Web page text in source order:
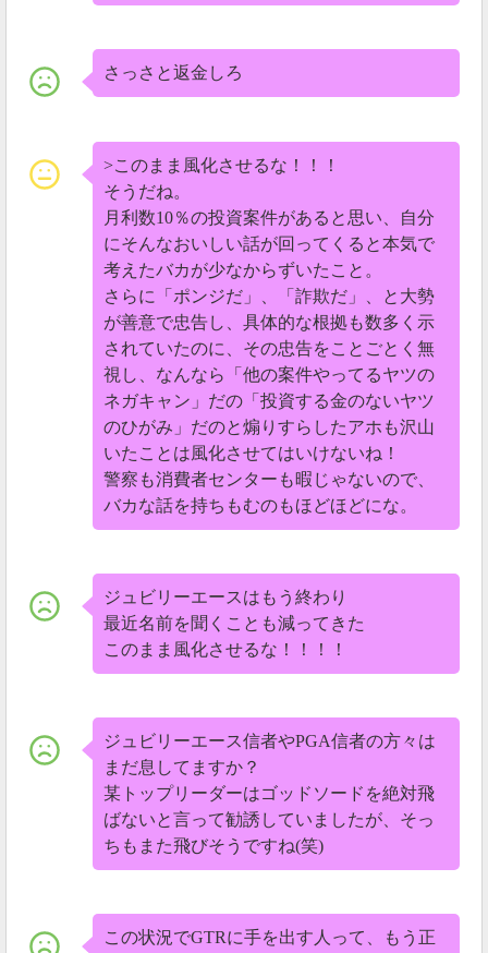
さっさと返金しろ
>このまま風化させるな！！！
そうだね。
月利数10％の投資案件があると思い、自分
にそんなおいしい話が回ってくると本気で
考えたバカが少なからずいたこと。
さらに「ポンジだ」、「詐欺だ」、と大勢
が善意で忠告し、具体的な根拠も数多く示
されていたのに、その忠告をことごとく無
視し、なんなら「他の案件やってるヤツの
ネガキャン」だの「投資する金のないヤツ
のひがみ」だのと煽りすらしたアホも沢山
いたことは風化させてはいけないね！
警察も消費者センターも暇じゃないので、
バカな話を持ちもむのもほどほどにな。
ジュビリーエースはもう終わり
最近名前を聞くことも減ってきた
このまま風化させるな！！！！
ジュビリーエース信者やPGA信者の方々は
まだ息してますか？
某トップリーダーはゴッドソードを絶対飛
ばないと言って勧誘していましたが、そっ
ちもまた飛びそうですね(笑)
この状況でGTRに手を出す人って、もう正